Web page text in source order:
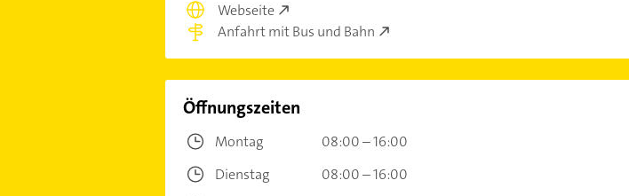
Webseite
Anfahrt mit Bus und Bahn
Öffnungszeiten
Montag
08:00 – 16:00
Dienstag
08:00 – 16:00